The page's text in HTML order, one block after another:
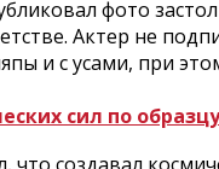
фото
Актер не
и с усами, при
сил по